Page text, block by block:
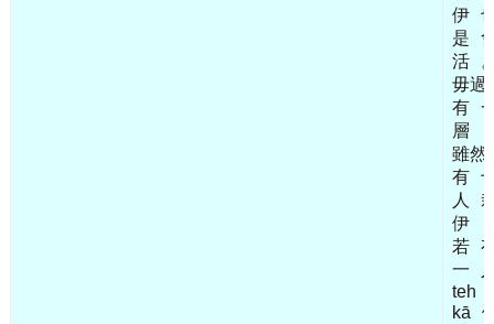
伊
是
活
毋過
有
層
雖然
有
人
伊
若
一
teh
kā